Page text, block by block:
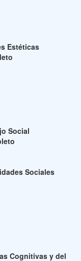
Estéticas
Social
Sociales
Cognitivas y del